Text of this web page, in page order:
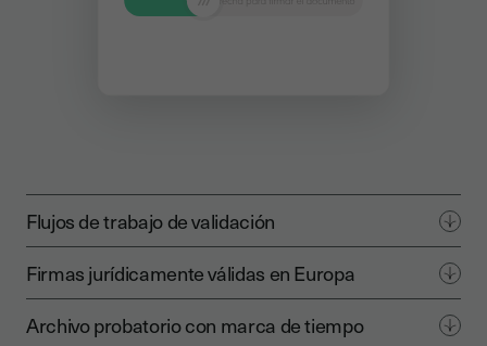
Flujos de trabajo de validación
Firmas jurídicamente válidas en Europa
Archivo probatorio con marca de tiempo